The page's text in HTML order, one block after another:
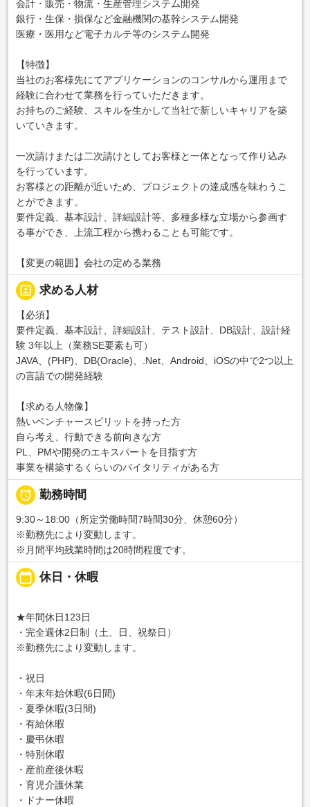
会計・販売・物流・生産管理システム開発
銀行・生保・損保など金融機関の基幹システム開発
医療・医用など電子カルテ等のシステム開発
【特徴】
当社のお客様先にてアプリケーションのコンサルから運用まで
経験に合わせて業務を行っていただきます。
お持ちのご経験、スキルを生かして当社で新しいキャリアを築
いていきます。
一次請けまたは二次請けとしてお客様と一体となって作り込み
を行っています。
お客様との距離が近いため、プロジェクトの達成感を味わうこ
とができます。
要件定義、基本設計、詳細設計等、多種多様な立場から参画す
る事ができ、上流工程から携わることも可能です。
【変更の範囲】会社の定める業務
portrait 求める人材
【必須】
要件定義、基本設計、詳細設計、テスト設計、DB設計、設計経
験 3年以上（業務SE要素も可）
JAVA、(PHP)、DB(Oracle)、.Net、Android、iOSの中で2つ以上
の言語での開発経験
【求める人物像】
熱いベンチャースピリットを持った方
自ら考え、行動できる前向きな方
PL、PMや開発のエキスパートを目指す方
事業を構築するくらいのバイタリティがある方
 勤務時間
9:30～18:00（所定労働時間7時間30分、休憩60分）
※勤務先により変動します。
※月間平均残業時間は20時間程度です。
calendar_today 休日・休暇
★年間休日123日
・完全週休2日制（土、日、祝祭日）
※勤務先により変動します。
・祝日
・年末年始休暇(6日間)
・夏季休暇(3日間)
・有給休暇
・慶弔休暇
・特別休暇
・産前産後休暇
・育児介護休業
・ドナー休暇